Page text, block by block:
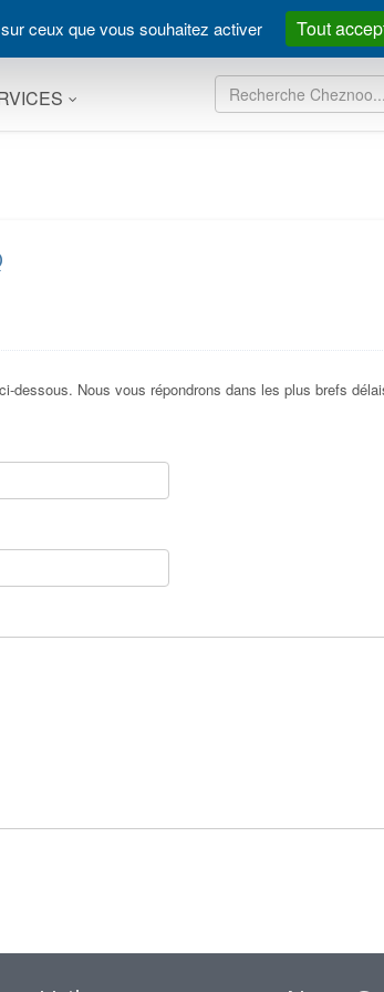
dessous. Nous vous répondrons dans les plus brefs
ceux que vous souhaitez activer Tout